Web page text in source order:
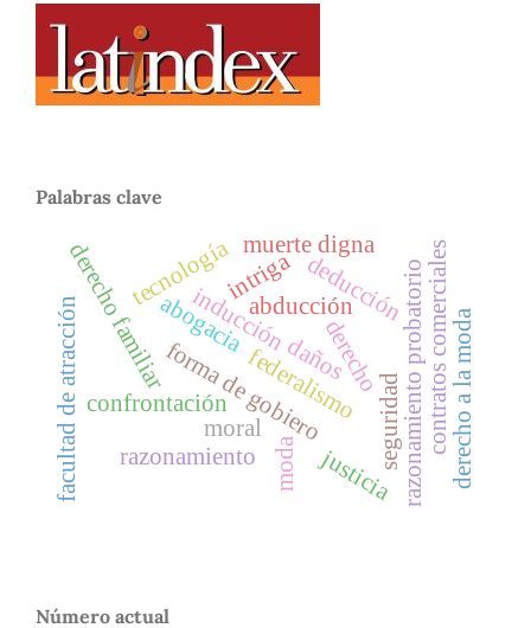
Palabras clave
abduccióndeducción
inducción razonamiento probatorio
derecho
federalismo
forma de gobiero seguridad
confrontación
moral
intriga
muerte digna
derecho familiar contratos comerciales
moda derecho a la moda
facultad de atracción abogacia
daños
justicia
tecnología
razonamiento
Número actual